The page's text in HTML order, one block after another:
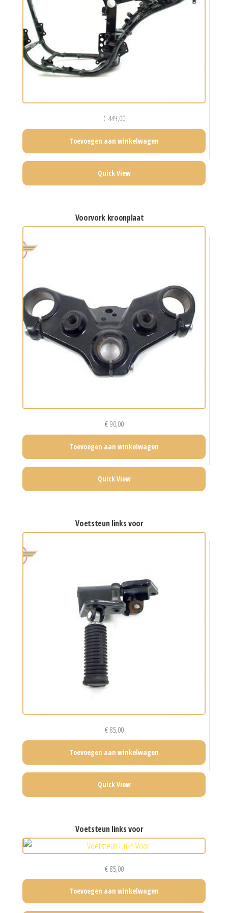
€449,00
Toevoegen aan winkelwagen
Quick View
voorvork kroonplaat
€90,00
Toevoegen aan winkelwagen
Quick View
voetsteun links voor
€85,00
Toevoegen aan winkelwagen
Quick View
voetsteun links voor
€85,00
Toevoegen aan winkelwagen